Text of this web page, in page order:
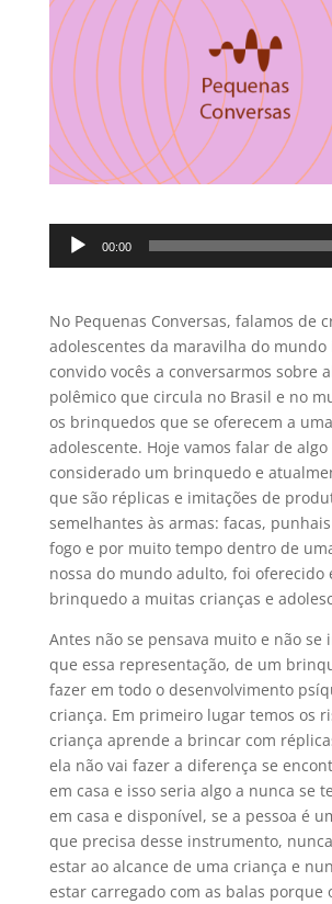
Tocador
00:00
No Pequenas Conversas, falamos de
adolescentes da maravilha do
convido vocês a conversarmos sobre
polêmico que circula no Brasil e no
os brinquedos que se oferecem a
adolescente. Hoje vamos falar de
considerado um brinquedo e
que são réplicas e imitações de
semelhantes às armas: facas,
fogo e por muito tempo dentro de
nossa do mundo adulto, foi oferecido
brinquedo a muitas crianças e
Antes não se pensava muito e não se
que essa representação, de um
fazer em todo o desenvolvimento
criança. Em primeiro lugar temos os
criança aprende a brincar com
ela não vai fazer a diferença se
em casa e isso seria algo a nunca se
em casa e disponível, se a pessoa é
que precisa desse instrumento,
estar ao alcance de uma criança e
estar carregado com as balas porque